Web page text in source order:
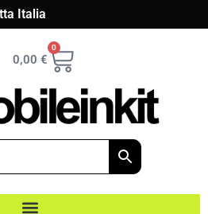
Italia
0,00 €
0